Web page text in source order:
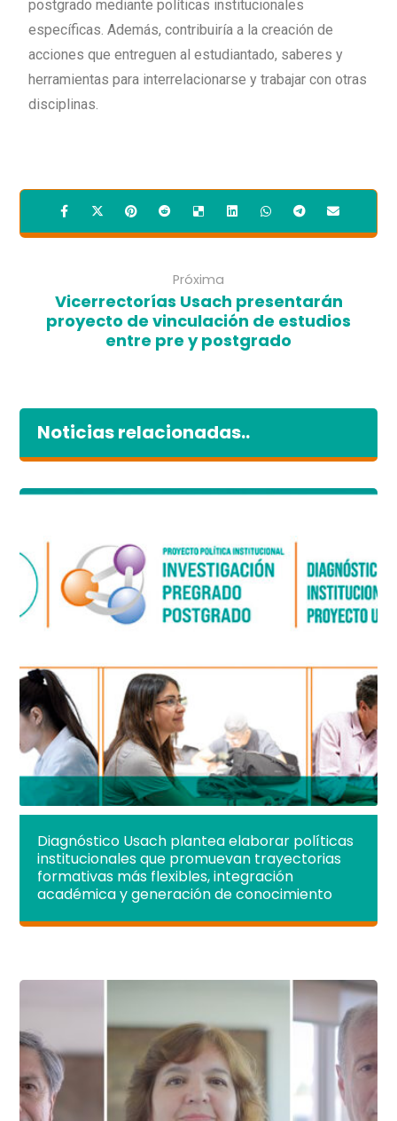
postgrado mediante políticas institucionales
específicas. Además, contribuiría a la creación de
acciones que entreguen al estudiantado, saberes y
herramientas para interrelacionarse y trabajar con otras
disciplinas.
Próxima
Vicerrectorías Usach presentarán
proyecto de vinculación de estudios
entre pre y postgrado
Noticias relacionadas..
Diagnóstico Usach plantea elaborar políticas
institucionales que promuevan trayectorias
formativas más flexibles, integración
académica y generación de conocimiento